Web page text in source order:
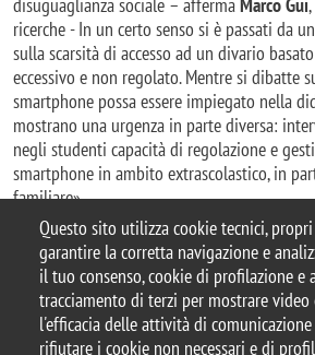
Questo sito utilizza cookie tecnici,
garantire la corretta navigazione e
il tuo consenso, cookie di profilazione
tracciamento di terzi per mostrare video
l'efficacia delle attività di
rifiutare i cookie non necessari e di
disuguaglianza sociale – affermaMarco Gui
ricerche - In un certo senso si è passati da un
sulla scarsità di accesso ad un divario
eccessivo e non regolato. Mentre si dibatte
smartphone possa essere impiegato nella
mostrano una urgenza in parte diversa:
negli studenti capacità di regolazione e
smartphone in ambito extrascolastico, in
familiare».
© 2025 Università degli
Piazza dell'Ateneo